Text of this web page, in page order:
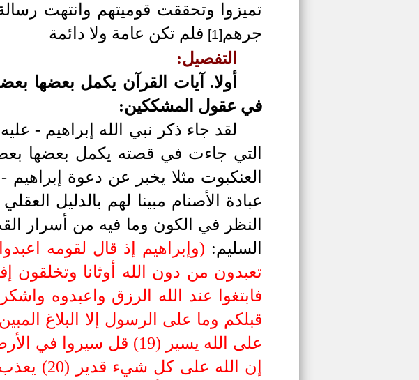
تميزوا وتحققت قوميتهم وانتهت
جرهم[1] فلم تكن عامة ولا دائمة
التفصيل:
أولا.
آيات القرآن يكمل بعضها
في عقول المشككين:
لقد جاء ذكر نبي الله إبراهيم -
التي جاءت في قصته يكمل بعضها
العنكبوت مثلا يخبر عن دعوة إبراهيم -
عبادة الأصنام مبينا لهم بالدليل
النظر في الكون وما فيه من أسرار
السليم: )
تعبدون من دون الله أوثانا وتخلقون
على الله يسير (19) قل